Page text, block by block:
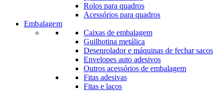
Rolos para quadros
Acessórios para quadros
Embalagem
Caixas de embalagem
Guilhotina metálica
Desenrolador e máquinas de fechar sacos
Envelopes auto adesivos
Outros acessórios de embalagem
Fitas adesivas
Fitas e laços